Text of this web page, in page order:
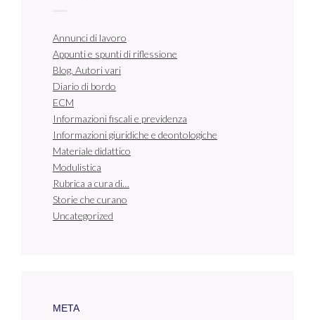
Annunci di lavoro
Appunti e spunti di riflessione
Blog. Autori vari
Diario di bordo
ECM
Informazioni fiscali e previdenza
Informazioni giuridiche e deontologiche
Materiale didattico
Modulistica
Rubrica a cura di…
Storie che curano
Uncategorized
META